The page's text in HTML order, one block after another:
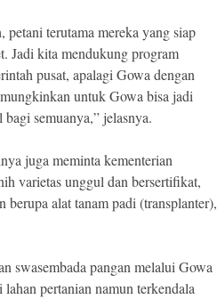
petani terutama mereka yang siap
Jadi kita mendukung program
pusat, apalagi Gowa dengan
untuk Gowa bisa jadi
semuanya,” jelasnya.
juga meminta kementerian
varietas unggul dan bersertifikat,
berupa alat tanam padi (transplanter),
swasembada pangan melalui Gowa
pertanian namun terkendala